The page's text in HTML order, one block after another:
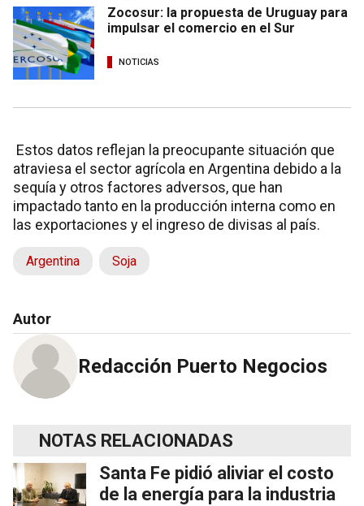
Zocosur: la propuesta de Uruguay para
impulsar el comercio en el Sur
NOTICIAS
Estos datos reflejan la preocupante situación que
atraviesa el sector agrícola en Argentina debido a la
sequía y otros factores adversos, que han
impactado tanto en la producción interna como en
las exportaciones y el ingreso de divisas al país.
Argentina Soja
Autor
Redacción Puerto Negocios
NOTAS RELACIONADAS
Santa Fe pidió aliviar el costo
de la energía para la industria